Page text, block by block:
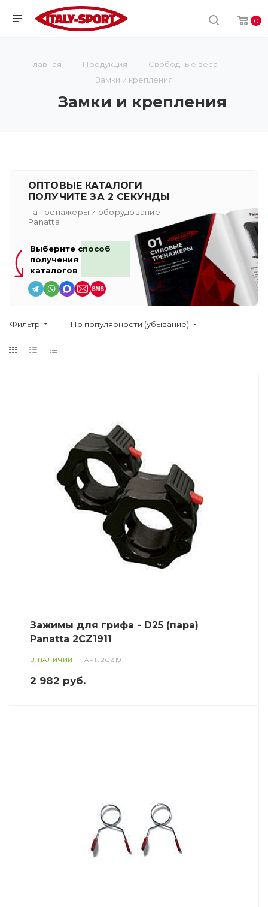
0
Главная Продукция
Свободные веса
Замки и крепления
Замки и крепления
ОПТОВЫЕ КАТАЛОГИ
ПОЛУЧИТЕ ЗА 2 СЕКУНДЫ
на тренажеры и оборудование
Panatta
Выберите способ
получения
каталогов
Фильтр По популярности (убывание)
Зажимы для грифа - D25 (пара)
Panatta 2CZ1911
В НАЛИЧИИ АРТ.2CZ1911
2 982 руб.